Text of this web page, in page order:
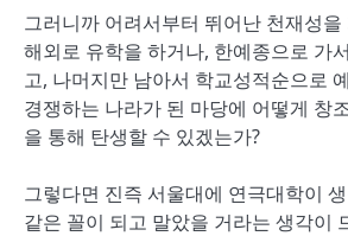
그러니까 어려서부터 뛰어난 천재성을
해외로 유학을 하거나, 한예종으로 가
고, 나머지만 남아서 학교성적순으로
경쟁하는 나라가 된 마당에 어떻게 창
을 통해 탄생할 수 있겠는가?
그렇다면 진즉 서울대에 연극대학이
같은 꼴이 되고 말았을 거라는 생각이